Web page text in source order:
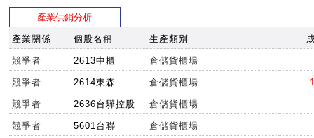
產業供銷分析
產業關係 個股名稱 生產類別
競爭者 2613中櫃 倉儲貨櫃場
競爭者 2614東森 倉儲貨櫃場
競爭者 2636台驊控股 倉儲貨櫃場
競爭者 5601台聯 倉儲貨櫃場